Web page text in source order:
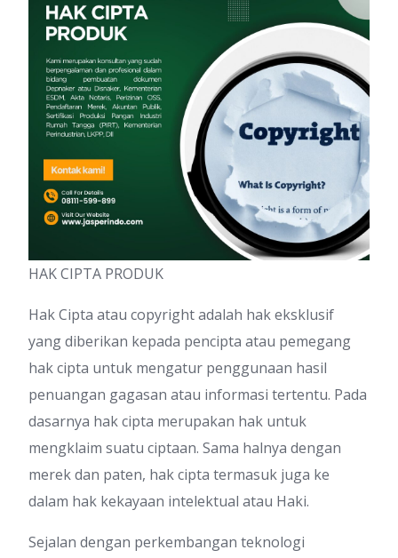
HAK CIPTA PRODUK
Hak Cipta atau copyright adalah hak eksklusif
yang diberikan kepada pencipta atau pemegang
hak cipta untuk mengatur penggunaan hasil
penuangan gagasan atau informasi tertentu. Pada
dasarnya hak cipta merupakan hak untuk
mengklaim suatu ciptaan. Sama halnya dengan
merek dan paten, hak cipta termasuk juga ke
dalam hak kekayaan intelektual atau Haki.
Sejalan dengan perkembangan teknologi